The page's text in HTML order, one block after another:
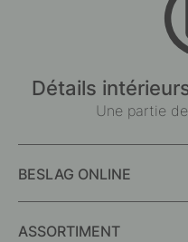
Détails
Une partie
BESLAG ONLINE
ASSORTIMENT